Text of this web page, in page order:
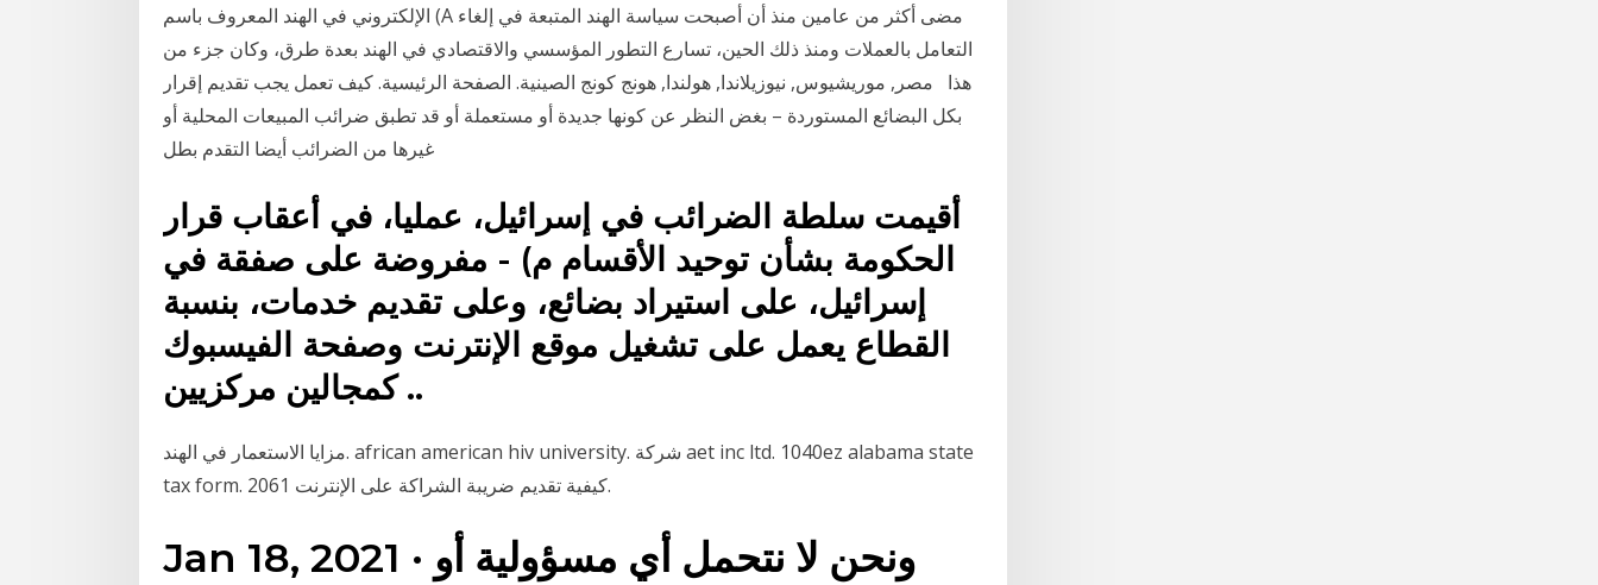
الإلكتروني في الهند المعروف باسم (A مضى أكثر من عامين منذ أن أصبحت سياسة الهند المتبعة في إلغاء
التعامل بالعملات ومنذ ذلك الحين، تسارع التطور المؤسسي والاقتصادي في الهند بعدة طرق، وكان جزء من
هذا مصر, موريشيوس, نيوزيلاندا, هولندا, هونج كونج الصينية. الصفحة الرئيسية. كيف تعمل يجب تقديم إقرار
بكل البضائع المستوردة – بغض النظر عن كونها جديدة أو مستعملة أو قد تطبق ضرائب المبيعات المحلية أو
غيرها من الضرائب أيضا التقدم بطل
أقيمت سلطة الضرائب في إسرائيل، عمليا، في أعقاب قرار
الحكومة بشأن توحيد الأقسام م) - مفروضة على صفقة في
إسرائيل، على استيراد بضائع، وعلى تقديم خدمات، بنسبة
القطاع يعمل على تشغيل موقع الإنترنت وصفحة الفيسبوك
كمجالين مركزيين ..
مزايا الاستعمار في الهند. african american hiv university. شركة aet inc ltd. 1040ez alabama state
tax form. 2061 كيفية تقديم ضريبة الشراكة على الإنترنت.
Jan 18, 2021 · ونحن لا نتحمل أي مسؤولية أو